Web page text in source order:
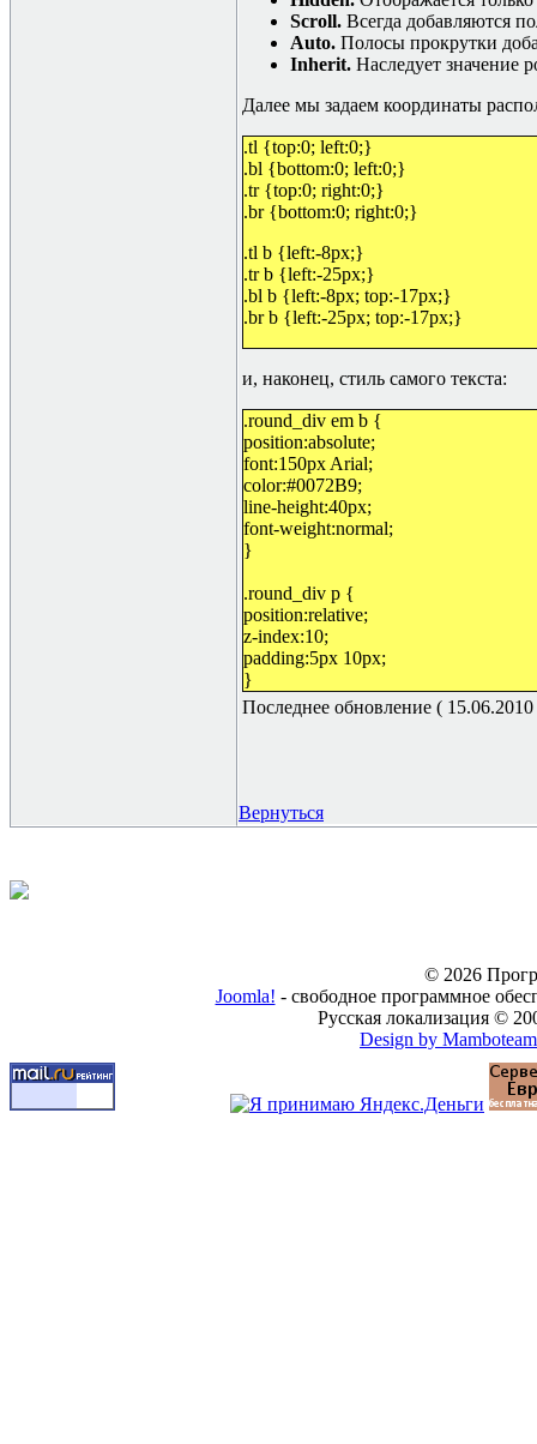
Scroll. Всегда добавляются
Auto. Полосы прокрутки
Inherit. Наследует значение
Далее мы задаем координаты
.tl {top:0; left:0;}
.bl {bottom:0; left:0;}
.tr {top:0; right:0;}
.br {bottom:0; right:0;}
.tl b {left:-8px;}
.tr b {left:-25px;}
.bl b {left:-8px; top:-17px;}
.br b {left:-25px; top:-17px;}
и, наконец, стиль самого текста:
.round_div em b {
position:absolute;
font:150px Arial;
color:#0072B9;
line-height:40px;
font-weight:normal;
}
.round_div p {
position:relative;
z-index:10;
padding:5px 10px;
}
Последнее обновление ( 15.06.2010
Вернуться
© 2026
Joomla! - свободное программное
Русская локализация ©
Design by